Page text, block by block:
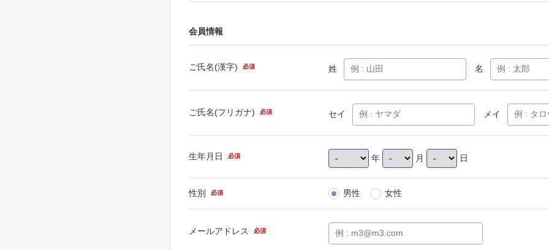
会員情報
ご氏名(漢字) 必須 姓 名
ご氏名(フリガナ) 必須 セイ メイ
生年月日 必須 年 月 日
性別 必須 男性 女性
メールアドレス 必須